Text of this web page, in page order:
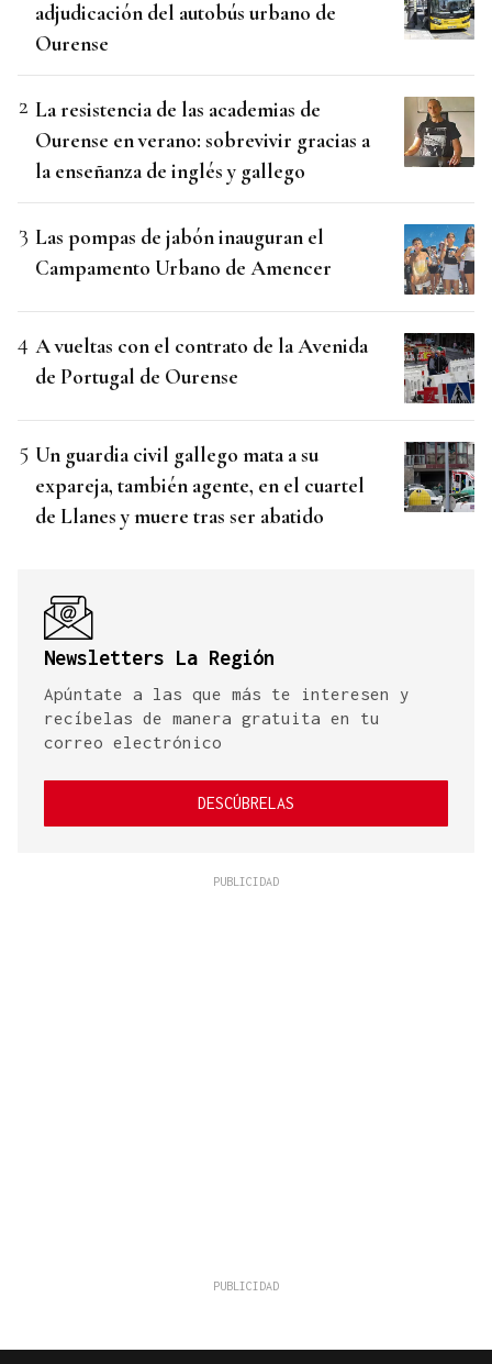
adjudicación del autobús urbano de
Ourense
La resistencia de las academias de
Ourense en verano: sobrevivir gracias a
la enseñanza de inglés y gallego
Las pompas de jabón inauguran el
Campamento Urbano de Amencer
A vueltas con el contrato de la Avenida
de Portugal de Ourense
Un guardia civil gallego mata a su
expareja, también agente, en el cuartel
de Llanes y muere tras ser abatido
Newsletters La Región
Apúntate a las que más te interesen y
recíbelas de manera gratuita en tu
correo electrónico
DESCÚBRELAS